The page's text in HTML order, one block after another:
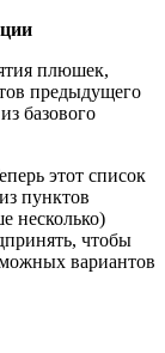
плюшек,
предыдущего
базового
этот список
пунктов
несколько)
чтобы
вариантов